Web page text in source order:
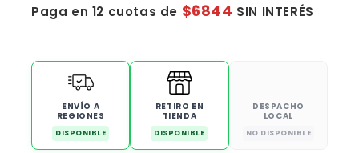
Paga en 12 cuotas de $6844 SIN INTERÉS
ENVÍO A
REGIONES
DISPONIBLE
RETIRO EN
TIENDA
DISPONIBLE
DESPACHO
LOCAL
NO DISPONIBLE